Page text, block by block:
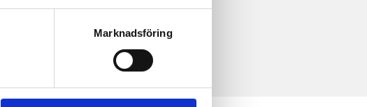
Marknadsföring